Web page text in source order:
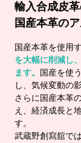
輸入合成皮
国産本革の
国産本革を使用
を大幅に削減し
ます。 国産を使
し、気候変動の
さらに国産本革
え、経済成長と
す。
武蔵野創寫舘で